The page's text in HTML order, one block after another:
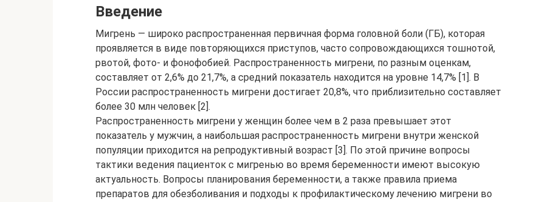
Введение
Мигрень — широко распространенная первичная форма головной боли (ГБ), которая
проявляется в виде повторяющихся приступов, часто сопровождающихся тошнотой,
рвотой, фото- и фонофобией. Распространенность мигрени, по разным оценкам,
составляет от 2,6% до 21,7%, а средний показатель находится на уровне 14,7% [1]. В
России распространенность мигрени достигает 20,8%, что приблизительно составляет
более 30 млн человек [2].
Распространенность мигрени у женщин более чем в 2 раза превышает этот
показатель у мужчин, а наибольшая распространенность мигрени внутри женской
популяции приходится на репродуктивный возраст [3]. По этой причине вопросы
тактики ведения пациенток с мигренью во время беременности имеют высокую
актуальность. Вопросы планирования беременности, а также правила приема
препаратов для обезболивания и подходы к профилактическому лечению мигрени во